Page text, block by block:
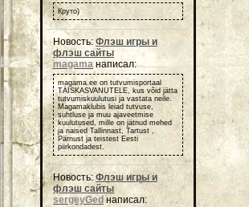
Круто)
Новость: Флэш игры и
флэш сайты
magamaнаписал:
magama.ee on tutvumisportaal
TÄISKASVANUTELE, kus võid jätta
tutvumiskuulutusi ja vastata neile.
Magamaklubis leiad tutvuse,
suhtluse ja muu ajaveetmise
kuulutused, mille on jätnud mehed
ja naised Tallinnast, Tartust ,
Pärnust ja teistest Eesti
piirkondadest.
Новость:Флэш игры и
флэш сайты
sergeyGedнаписал: